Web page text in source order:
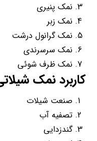
نمک پنیری
نمک زبر
نمک گرانول درشت
نمک سرسرندی
نمک ظرف شوئی
کاربرد نمک
صنعت شیلات
تصفیه آب
گندزدایی